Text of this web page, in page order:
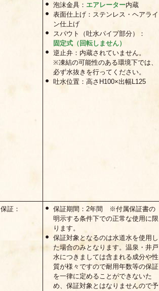
泡沫金具： エアレーター内蔵
表面仕上げ：ステンレス・ヘアライ
ン仕上げ
スパウト（吐水パイプ部分）：
固定式（回転しません）
逆止弁：内蔵されていません。
※凍結の可能性のある環境下では、
必ず水抜きを行ってください。
吐水位置：高さH100×出幅L125
保証：
保証期間：2年間 ※付属保証書の
明示する条件下での正常な使用に限
ります。
保証対象となるのは水道水を使用し
た場合のみとなります。温泉・井戸
水につきましては含まれる成分や性
質が様々ですので耐用年数等の保証
を一律に定めることができないた
め、保証対象とはなりませんので予